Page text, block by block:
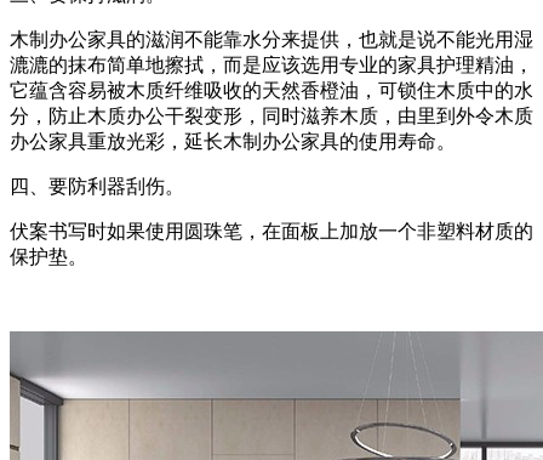
木制办公家具的滋润不能靠水分来提供，也就是说不能光用湿
漉漉的抹布简单地擦拭，而是应该选用专业的家具护理精油，
它蕴含容易被木质纤维吸收的天然香橙油，可锁住木质中的水
分，防止木质办公干裂变形，同时滋养木质，由里到外令木质
办公家具重放光彩，延长木制办公家具的使用寿命。
四、要防利器刮伤。
伏案书写时如果使用圆珠笔，在面板上加放一个非塑料材质的
保护垫。